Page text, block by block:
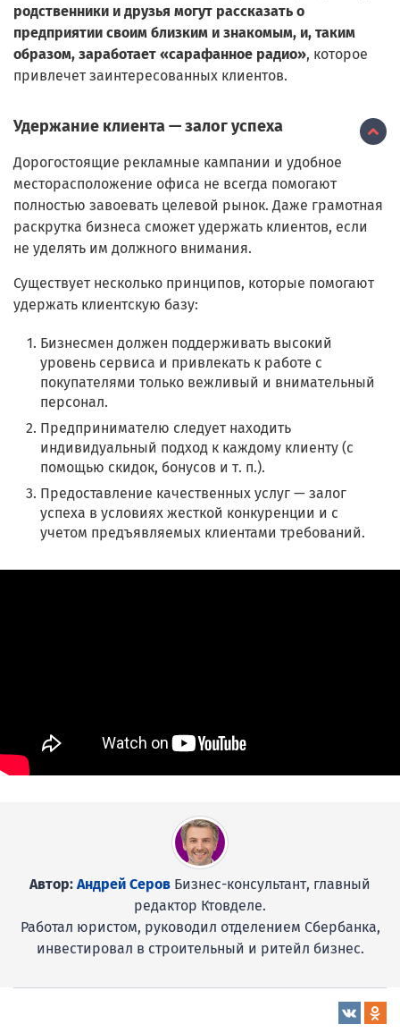
родственники и друзья могут рассказать о
предприятии своим близким и знакомым, и, таким
образом, заработает «сарафанное радио», которое
привлечет заинтересованных клиентов.
Удержание клиента — залог успеха
Дорогостоящие рекламные кампании и удобное
месторасположение офиса не всегда помогают
полностью завоевать целевой рынок. Даже грамотная
раскрутка бизнеса сможет удержать клиентов, если
не уделять им должного внимания.
Существует несколько принципов, которые помогают
удержать клиентскую базу:
Бизнесмен должен поддерживать высокий
уровень сервиса и привлекать к работе с
покупателями только вежливый и внимательный
персонал.
Предпринимателю следует находить
индивидуальный подход к каждому клиенту (с
помощью скидок, бонусов и т. п.).
Предоставление качественных услуг — залог
успеха в условиях жесткой конкуренции и с
учетом предъявляемых клиентами требований.
Автор: Андрей Серов Бизнес-консультант, главный
редактор Ктовделе.
Работал юристом, руководил отделением Сбербанка,
инвестировал в строительный и ритейл бизнес.